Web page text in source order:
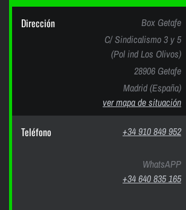
Dirección
Box Getafe
C/ Sindicalismo 3 y 5
(Pol ind Los Olivos)
28906 Getafe
Madrid (España)
ver mapa de situación
Teléfono +34 910 849 952
WhatsAPP
+34 640 835 165